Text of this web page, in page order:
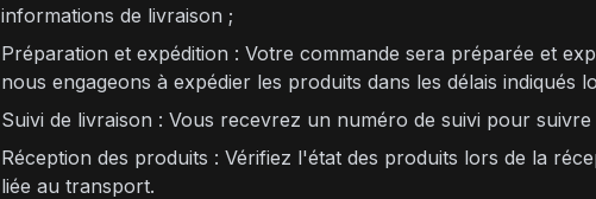
informations de livraison ;
Préparation et expédition : Votre commande sera préparée et
nous engageons à expédier les produits dans les délais indiqués
Suivi de livraison : Vous recevrez un numéro de suivi pour
Réception des produits : Vérifiez l'état des produits lors de la
liée au transport.